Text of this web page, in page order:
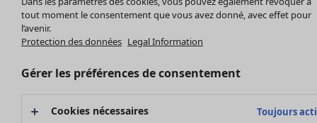
Les promos de Gudrun Sjödén
Bonnes affaires en soldes - jusqu'à -70
tout moment le consentement que vous avez donné, avec effet pour
l’avenir.
Protection des données Legal Information
Gérer les préférences de consentement
Cookies nécessaires Toujours